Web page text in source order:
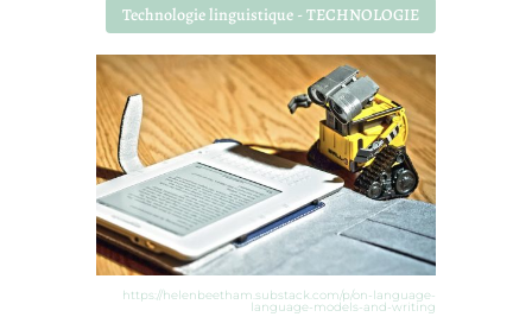
Technologie linguistique - TECHNOLOGIE
https://helenbeetham.substack.com/p/on-language-
language-models-and-writing